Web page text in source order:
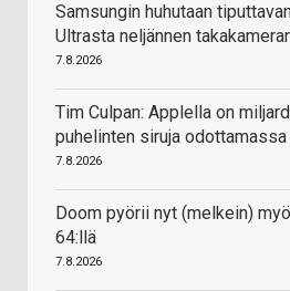
Samsungin huhutaan
Ultrasta neljännen
7.8.2026
Tim Culpan: Applella on
puhelinten siruja
7.8.2026
Doom pyörii nyt (melkein)
64:llä
7.8.2026